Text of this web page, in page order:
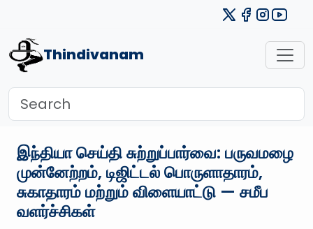
Thindivanam
இந்தியா செய்தி சுற்றுப்பார்வை: பருவமழை
முன்னேற்றம், டிஜிட்டல் பொருளாதாரம்,
சுகாதாரம் மற்றும் விளையாட்டு — சமீப
வளர்ச்சிகள்